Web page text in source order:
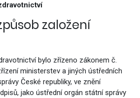
založení
bylo zřízeno zákonem č.
ministerstev a jiných ústředních
České republiky, ve znění
jako ústřední orgán státní správy